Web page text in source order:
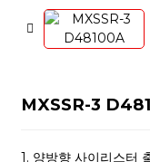
MXSSR-3
1. 양방향 사이리스터